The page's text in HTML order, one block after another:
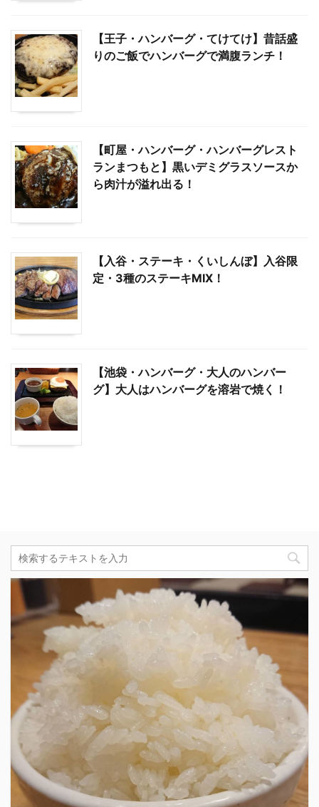
【王子・ハンバーグ・てけてけ】昔話盛
りのご飯でハンバーグで満腹ランチ！
【町屋・ハンバーグ・ハンバーグレスト
ランまつもと】黒いデミグラスソースか
ら肉汁が溢れ出る！
【入谷・ステーキ・くいしんぼ】入谷限
定・3種のステーキMIX！
【池袋・ハンバーグ・大人のハンバー
グ】大人はハンバーグを溶岩で焼く！